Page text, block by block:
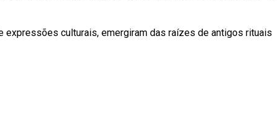
culturais, emergiram das raízes de antigos rituais